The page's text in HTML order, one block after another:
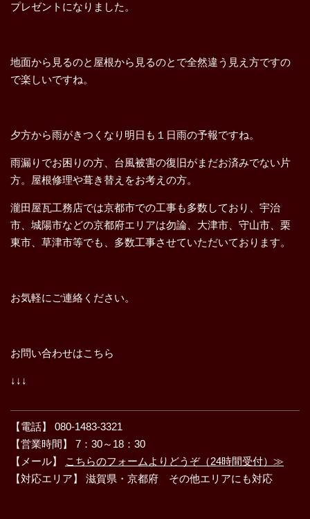
プレゼントになりました。
地面から見るのと屋根から見るのとで全然違う見え方ですの
で楽しいですね。
夕方から雨がきつくなり明日も１日雨の予報ですね。
雨漏りでお困りの方、台風被害の復旧がまだお済みでない片
方。屋根修理や葺き替えをお考えの方。
瀧田屋瓦工務店では京都市での工事も多数しており、宇治
市、城陽市などの京都府エリアは勿論、大津市、守山市、栗
東市、草津市等でも、多数工事させていただいております。
お気軽にご連絡ください。
お問い合わせはこちら
↓↓↓
【電話】 080-1483-3321
【営業時間】 7：30～18：30
【メール】
こちらのフォームよりどうぞ（24時間受付）≫
【対応エリア】 滋賀県・京都府 その他エリアにも対応